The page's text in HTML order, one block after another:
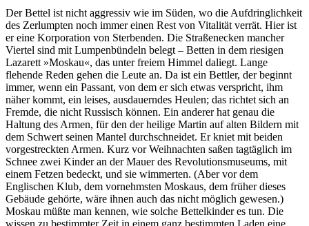
Der Bettel ist nicht aggressiv wie im Süden, wo die Aufdringlichkeit
des Zerlumpten noch immer einen Rest von Vitalität verrät. Hier ist
er eine Korporation von Sterbenden. Die Straßenecken mancher
Viertel sind mit Lumpenbündeln belegt – Betten in dem riesigen
Lazarett »Moskau«, das unter freiem Himmel daliegt. Lange
flehende Reden gehen die Leute an. Da ist ein Bettler, der beginnt
immer, wenn ein Passant, von dem er sich etwas verspricht, ihm
näher kommt, ein leises, ausdauerndes Heulen; das richtet sich an
Fremde, die nicht Russisch können. Ein anderer hat genau die
Haltung des Armen, für den der heilige Martin auf alten Bildern mit
dem Schwert seinen Mantel durchschneidet. Er kniet mit beiden
vorgestreckten Armen. Kurz vor Weihnachten saßen tagtäglich im
Schnee zwei Kinder an der Mauer des Revolutionsmuseums, mit
einem Fetzen bedeckt, und sie wimmerten. (Aber vor dem
Englischen Klub, dem vornehmsten Moskaus, dem früher dieses
Gebäude gehörte, wäre ihnen auch das nicht möglich gewesen.)
Moskau müßte man kennen, wie solche Bettelkinder es tun. Die
wissen zu bestimmter Zeit in einem ganz bestimmten Laden eine